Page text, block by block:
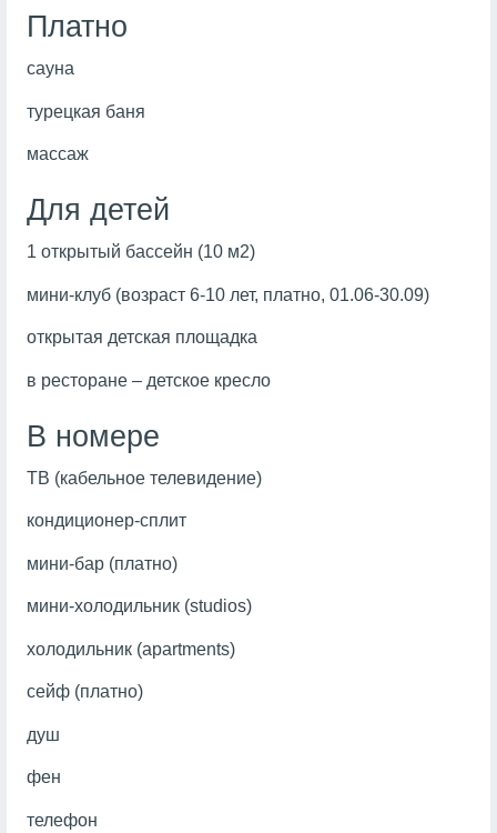
Платно
сауна
турецкая баня
массаж
Для детей
1 открытый бассейн (10 м2)
мини-клуб (возраст 6-10 лет, платно, 01.06-30.09)
открытая детская площадка
в ресторане – детское кресло
В номере
ТВ (кабельное телевидение)
кондиционер-сплит
мини-бар (платно)
мини-холодильник (studios)
холодильник (apartments)
сейф (платно)
душ
фен
телефон